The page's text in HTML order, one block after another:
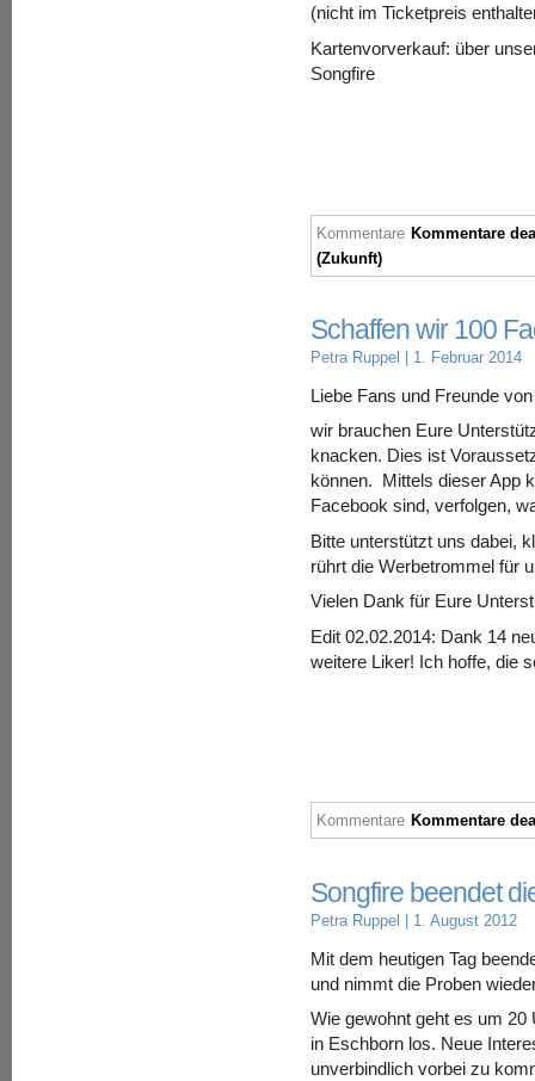
(nicht im Ticketpreis
Kartenvorverkauf: über
Songfire
Kommentare Kommentare
(Zukunft)
Schaffen wir 100
Petra Ruppel | 1. Februar 2014
Liebe Fans und Freunde
wir brauchen Eure
knacken. Dies ist
können. Mittels dieser App
Facebook sind, verfolgen,
Bitte unterstützt uns dabei,
rührt die Werbetrommel für
Vielen Dank für Eure
Edit 02.02.2014: Dank 14
weitere Liker! Ich hoffe, die
Kommentare Kommentare
Songfire beendet
Petra Ruppel | 1. August 2012
Mit dem heutigen Tag
und nimmt die Proben
Wie gewohnt geht es um 20
in Eschborn los. Neue
unverbindlich vorbei zu